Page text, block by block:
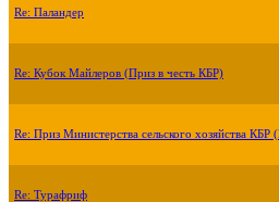
Re: Паландер
Re: Кубок Майлеров (Приз в честь КБР)
Re: Приз Министерства сельского хозяйства
Re: Турафриф